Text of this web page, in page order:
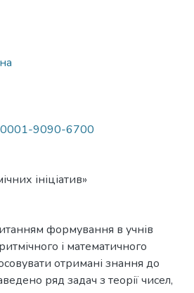
0001-9090-6700
ініціатив»
формування в учнів
і математичного
отримані знання до
ряд задач з теорії чисел,